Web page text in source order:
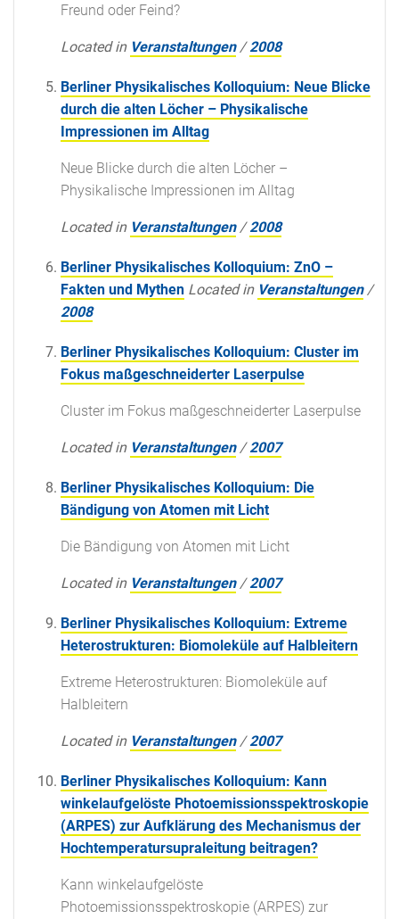
Freund oder Feind?
Located in Veranstaltungen /2008
Berliner Physikalisches Kolloquium: Neue Blicke
durch die alten Löcher – Physikalische
Impressionen im Alltag
Neue Blicke durch die alten Löcher –
Physikalische Impressionen im Alltag
Located in Veranstaltungen /2008
Berliner Physikalisches Kolloquium: ZnO –
Fakten und Mythen Located in Veranstaltungen /
2008
Berliner Physikalisches Kolloquium: Cluster im
Fokus maßgeschneiderter Laserpulse
Cluster im Fokus maßgeschneiderter Laserpulse
Located in Veranstaltungen /2007
Berliner Physikalisches Kolloquium: Die
Bändigung von Atomen mit Licht
Die Bändigung von Atomen mit Licht
Located in Veranstaltungen /2007
Berliner Physikalisches Kolloquium: Extreme
Heterostrukturen: Biomoleküle auf Halbleitern
Extreme Heterostrukturen: Biomoleküle auf
Halbleitern
Located in Veranstaltungen /2007
Berliner Physikalisches Kolloquium: Kann
winkelaufgelöste Photoemissionsspektroskopie
(ARPES) zur Aufklärung des Mechanismus der
Hochtemperatursupraleitung beitragen?
Kann winkelaufgelöste
Photoemissionsspektroskopie (ARPES) zur